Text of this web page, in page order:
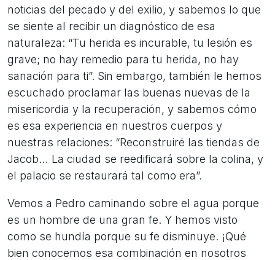
noticias del pecado y del exilio, y sabemos lo que
se siente al recibir un diagnóstico de esa
naturaleza: “Tu herida es incurable, tu lesión es
grave; no hay remedio para tu herida, no hay
sanación para ti”. Sin embargo, también le hemos
escuchado proclamar las buenas nuevas de la
misericordia y la recuperación, y sabemos cómo
es esa experiencia en nuestros cuerpos y
nuestras relaciones: “Reconstruiré las tiendas de
Jacob… La ciudad se reedificará sobre la colina, y
el palacio se restaurará tal como era”.
Vemos a Pedro caminando sobre el agua porque
es un hombre de una gran fe. Y hemos visto
como se hundía porque su fe disminuye. ¡Qué
bien conocemos esa combinación en nosotros